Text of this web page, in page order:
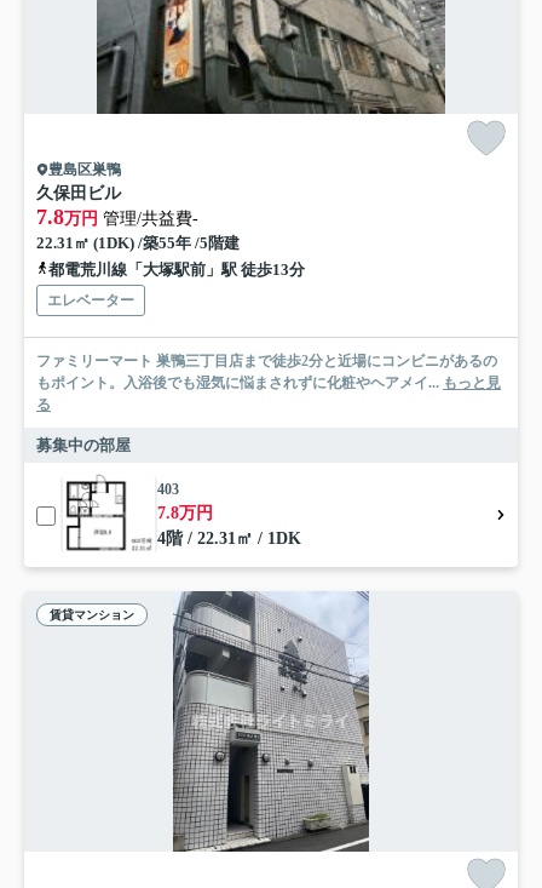
豊島区巣鴨
久保田ビル
7.8万円 管理/共益費-
22.31㎡ (1DK) /築55年 /5階建
都電荒川線「大塚駅前」駅 徒歩13分
エレベーター
ファミリーマート 巣鴨三丁目店まで徒歩2分と近場にコンビニがあるの
もポイント。入浴後でも湿気に悩まされずに化粧やヘアメイ... もっと見
る
募集中の部屋
403
7.8万円
4階 / 22.31㎡ / 1DK
賃貸マンション